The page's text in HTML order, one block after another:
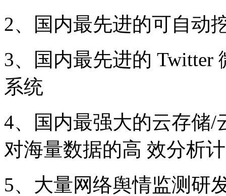
2、国内最先进的可自动
3、国内最先进的 Twitter
系统
4、国内最强大的云存储/
对海量数据的高 效分析
5、大量网络舆情监测研